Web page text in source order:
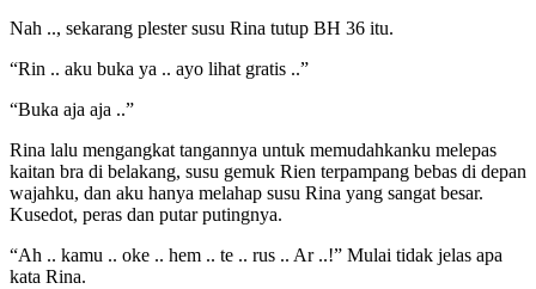
Nah .., sekarang plester susu Rina tutup BH 36 itu.
“Rin .. aku buka ya .. ayo lihat gratis ..”
“Buka aja aja ..”
Rina lalu mengangkat tangannya untuk memudahkanku melepas
kaitan bra di belakang, susu gemuk Rien terpampang bebas di depan
wajahku, dan aku hanya melahap susu Rina yang sangat besar.
Kusedot, peras dan putar putingnya.
“Ah .. kamu .. oke .. hem .. te .. rus .. Ar ..!” Mulai tidak jelas apa
kata Rina.